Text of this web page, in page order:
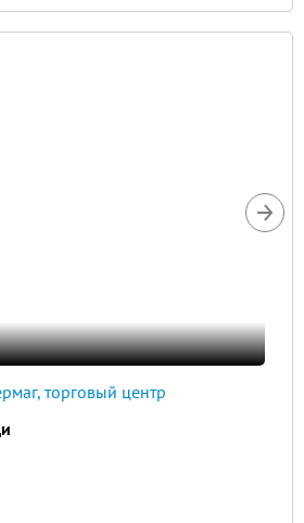
торговый центр